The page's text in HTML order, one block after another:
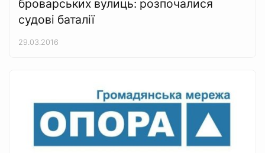
броварських вулиць: розпочалися
судові баталії
29.03.2016